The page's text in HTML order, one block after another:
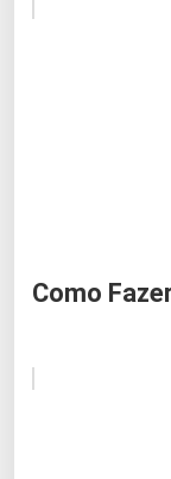
Como